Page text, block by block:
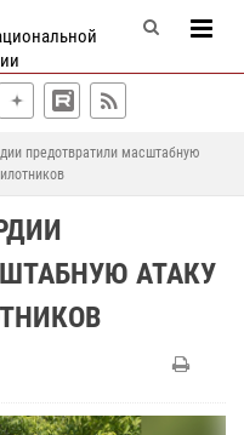
предотвратили масштабную
АТАКУ